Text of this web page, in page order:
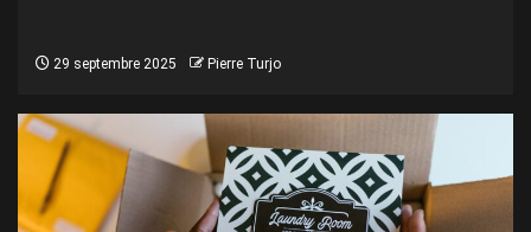
29 septembre 2025 Pierre Turjo